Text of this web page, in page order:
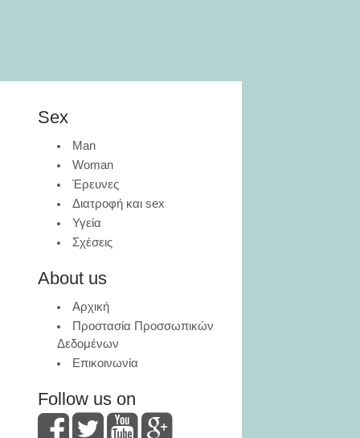
Sex
Man
Woman
Έρευνες
Διατροφή και sex
Υγεία
Σχέσεις
About us
Αρχική
Προστασία Προσσωπικών
Δεδομένων
Επικοινωνία
Follow us on